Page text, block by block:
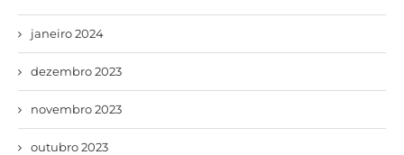
janeiro 2024
dezembro 2023
novembro 2023
outubro 2023